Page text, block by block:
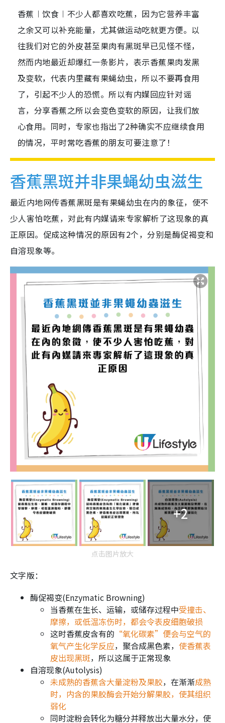
香蕉︱饮食︱不少人都喜欢吃蕉，因为它营养丰富
之余又可以补充能量，尤其做运动吃就更方便。以
往我们对它的外皮甚至果肉有黑斑早已见怪不怪，
然而内地最近却爆红一条影片，表示香蕉果肉发黑
及变软，代表内里藏有果蝇幼虫，所以不要再食用
了，引起不少人的恐慌。所以有内媒回应针对谣
言，分享香蕉之所以会变色变软的原因，让我们放
心食用。同时，专家也指出了2种确实不应继续食用
的情况，平时常吃香蕉的朋友可要注意了！
香蕉黑斑并非果蝇幼虫滋生
最近内地网传香蕉黑斑是有果蝇幼虫在内的象征，使不
少人害怕吃蕉，对此有内媒请来专家解析了这现象的真
正原因。促成这种情况的原因有2个，分别是酶促褐变和
自溶现象等。
+2
点击图片放大
文字版：
酶促褐变(Enzymatic Browning)
当香蕉在生长、运输，或储存过程中受撞击、
摩擦，或低温冻伤时，都会令表皮细胞破损
这时香蕉皮含有的 “氧化碳素”便会与空气的
氧气产生化学反应，聚合成黑色素， 使香蕉表
皮出现黑斑，所以这属于正常现象
自溶现象(Autolysis)
未成熟的香蕉含大量淀粉及果胶，在渐渐成熟
时，内含的果胶酶会开始分解果胶，使其组织
弱化
同时淀粉会转化为糖分并释放出大量水分，使